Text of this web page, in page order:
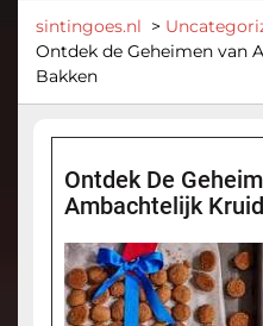
sintingoes.nl >
Ontdek de Geheimen van
Bakken
Ontdek De
Ambachtelijk